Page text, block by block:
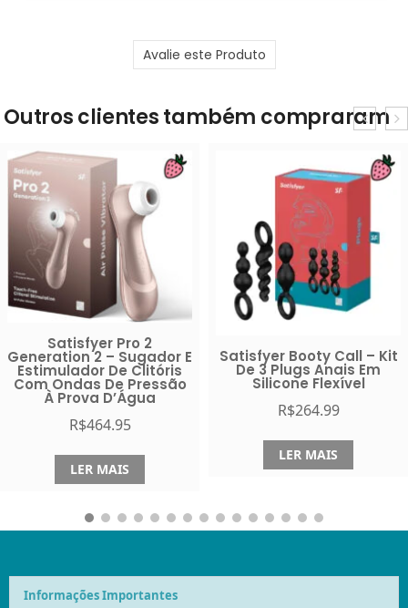
Avalie este Produto
Outros clientes também compraram
Satisfyer Booty Call – Kit
De 3 Plugs Anais Em
Silicone Flexível
264.99
LER MAIS
Satisfyer Hot Passion –
Vibrador Anal Com
Função De Aquecimento
R$
LER MAIS